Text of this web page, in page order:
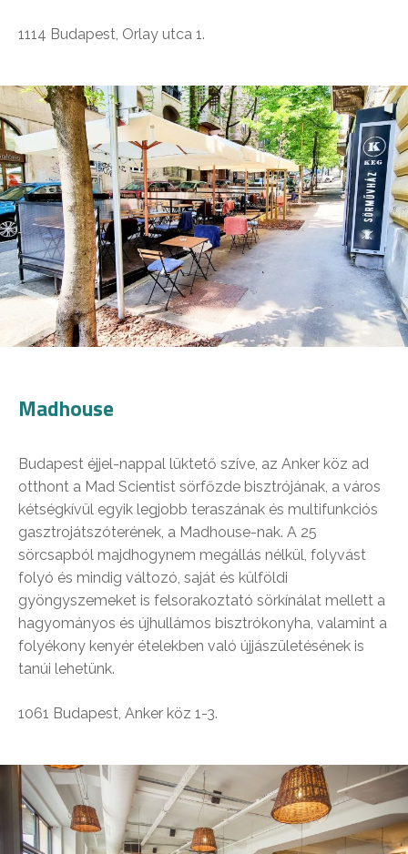
1114 Budapest, Orlay utca 1.
Madhouse
Budapest éjjel-nappal lüktető szíve, az Anker köz ad
otthont a Mad Scientist sörfőzde bisztrójának, a város
kétségkívül egyik legjobb teraszának és multifunkciós
gasztrojátszóterének, a Madhouse-nak. A 25
sörcsapból majdhogynem megállás nélkül, folyvást
folyó és mindig változó, saját és külföldi
gyöngyszemeket is felsorakoztató sörkínálat mellett a
hagyományos és újhullámos bisztrókonyha, valamint a
folyékony kenyér ételekben való újjászületésének is
tanúi lehetünk.
1061 Budapest, Anker köz 1-3.